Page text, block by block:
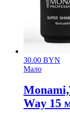
30.00 BYN
Мало
Way 15